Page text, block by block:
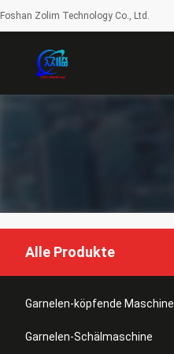
Foshan Zolim Technology Co., Ltd.
Alle Produkte
Garnelen-köpfende Maschine
Garnelen-Schälmaschine